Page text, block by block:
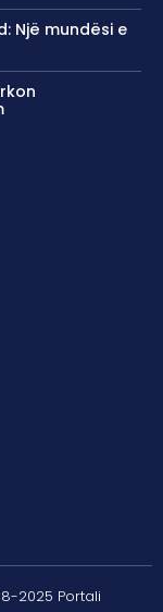
Një mundësi e
2025 Portali